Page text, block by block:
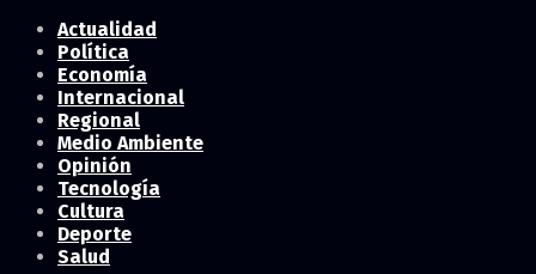
Actualidad
Política
Economía
Internacional
Regional
Medio Ambiente
Opinión
Tecnología
Cultura
Deporte
Salud